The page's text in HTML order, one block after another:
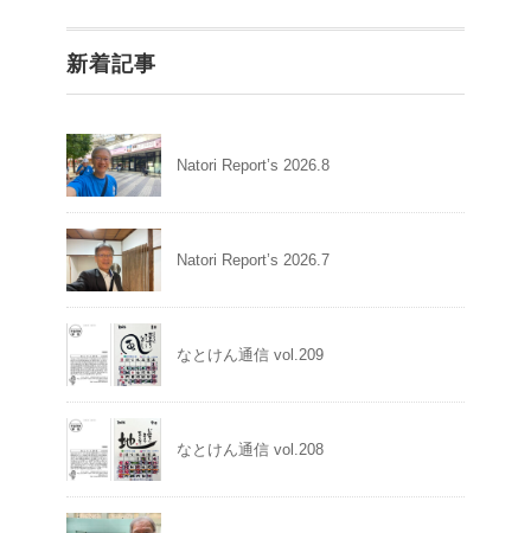
新着記事
Natori Report’s 2026.8
Natori Report’s 2026.7
なとけん通信 vol.209
なとけん通信 vol.208